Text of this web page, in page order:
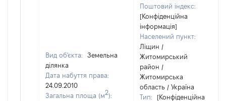
Вид об'єкта:
Земельна
ділянка
Дата набуття права:
24.09.2010
Загальна площа (м2):
Поштовий індекс:
[Конфіденційна
інформація]
Населений пункт:
Ліщин /
Житомирський
район /
Житомирська
область / Україна
Тип:
[Конфіденційна